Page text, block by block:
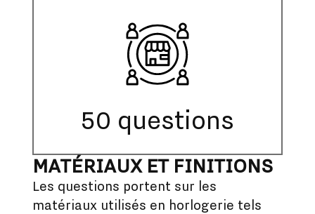
50 questions
MATÉRIAUX ET FINITIONS
Les questions portent sur les
matériaux utilisés en horlogerie tels